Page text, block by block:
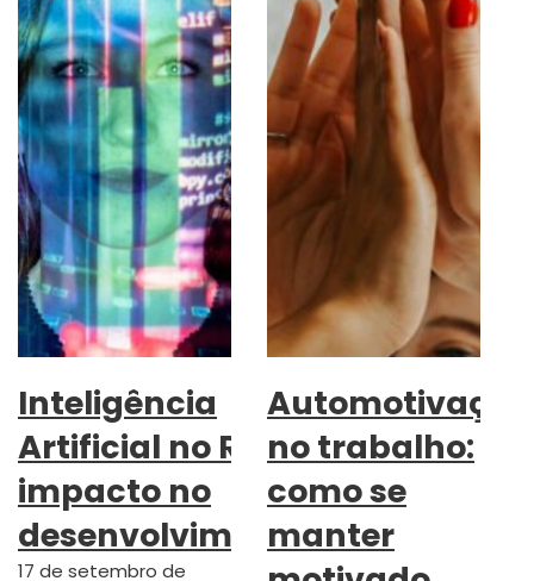
Inteligência
Artificial no RH:
impacto no
desenvolvimento
17 de setembro de
Automotivação
no trabalho:
como se
manter